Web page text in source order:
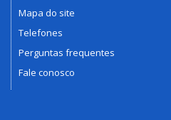
Mapa do site
Telefones
Perguntas frequentes
Fale conosco